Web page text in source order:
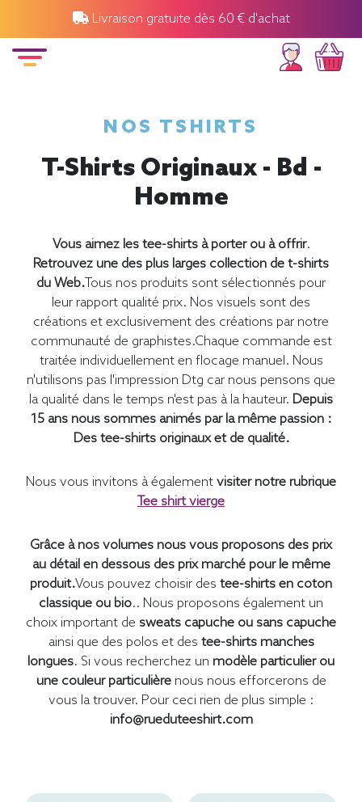
Livraison gratuite dès 60 € d'achat
NOS TSHIRTS
T-Shirts Originaux - Bd -
Homme
Vous aimez les tee-shirts à porter ou à offrir.
Retrouvez une des plus larges collection de t-shirts
du Web.Tous nos produits sont sélectionnés pour
leur rapport qualité prix. Nos visuels sont des
créations et exclusivement des créations par notre
communauté de graphistes.Chaque commande est
traitée individuellement en flocage manuel. Nous
n'utilisons pas l'impression Dtg car nous pensons que
la qualité dans le temps n'est pas à la hauteur. Depuis
15 ans nous sommes animés par la même passion :
Des tee-shirts originaux et de qualité.
Nous vous invitons à également visiter notre rubrique
Tee shirt vierge
Grâce à nos volumes nous vous proposons des prix
au détail en dessous des prix marché pour le même
produit.Vous pouvez choisir des tee-shirts en coton
classique ou bio.. Nous proposons également un
choix important de sweats capuche ou sans capuche
ainsi que des polos et des tee-shirts manches
longues. Si vous recherchez un modèle particulier ou
une couleur particulièrenous nous efforcerons de
vous la trouver. Pour ceci rien de plus simple :
info@rueduteeshirt.com